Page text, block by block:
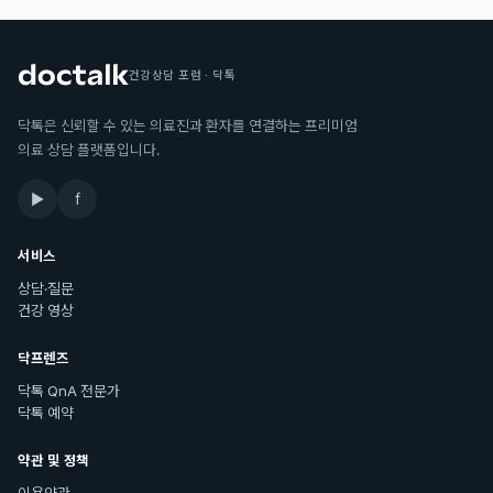
건강상담 포럼 · 닥톡
닥톡은 신뢰할 수 있는 의료진과 환자를 연결하는 프리미엄
의료 상담 플랫폼입니다.
▶ f
서비스
상담·질문
건강 영상
닥프렌즈
닥톡 QnA 전문가
닥톡 예약
약관 및 정책